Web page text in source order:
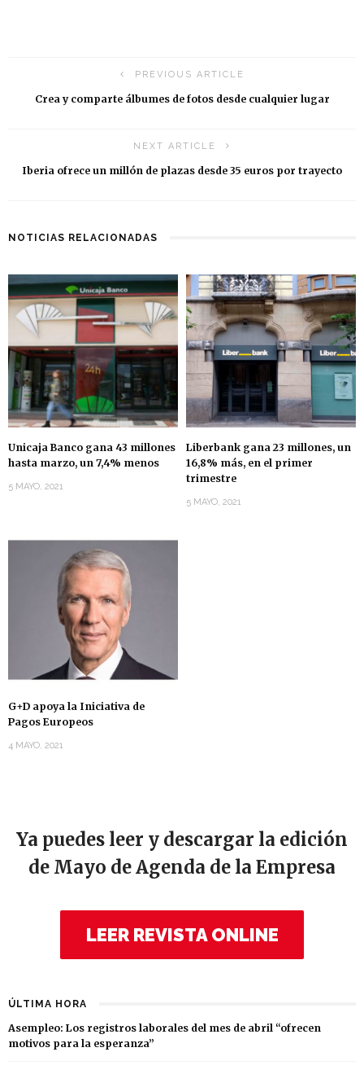
PREVIOUS ARTICLE
Crea y comparte álbumes de fotos desde cualquier lugar
NEXT ARTICLE
Iberia ofrece un millón de plazas desde 35 euros por trayecto
NOTICIAS RELACIONADAS
Unicaja Banco gana 43 millones
hasta marzo, un 7,4% menos
5 MAYO, 2021
Liberbank gana 23 millones, un
16,8% más, en el primer
trimestre
5 MAYO, 2021
G+D apoya la Iniciativa de
Pagos Europeos
4 MAYO, 2021
Ya puedes leer y descargar la edición
de Mayo de Agenda de la Empresa
LEER REVISTA ONLINE
ÚLTIMA HORA
Asempleo: Los registros laborales del mes de abril “ofrecen
motivos para la esperanza”